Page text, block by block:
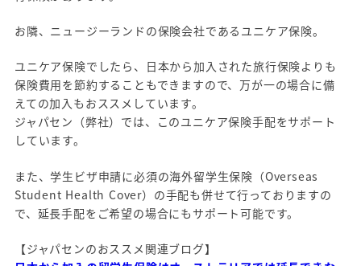
お隣、ニュージーランドの保険会社であるユニケア保険。
ユニケア保険でしたら、日本から加入された旅行保険よりも
保険費用を節約することもできますので、万が一の場合に備
えての加入もおススメしています。
ジャパセン（弊社）では、このユニケア保険手配をサポート
しています。
また、学生ビザ申請に必須の海外留学生保険（Overseas
Student Health Cover）の手配も併せて行っておりますの
で、延長手配をご希望の場合にもサポート可能です。
【ジャパセンのおススメ関連ブログ】